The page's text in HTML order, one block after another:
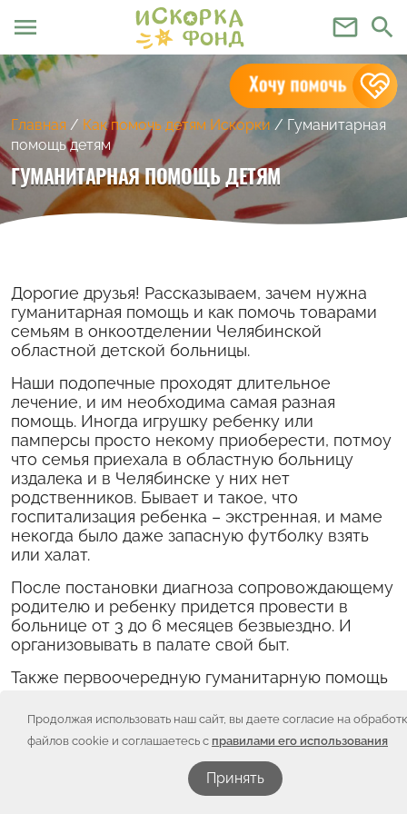
Продолжая использовать наш сайт, вы даете согласие на
файлов cookie и соглашаетесь с правилами его использования
Принять
menu mail_outline search
Главная / Как помочь детям Искорки / Гуманитарная
помощь детям
ГУМАНИТАРНАЯ ПОМОЩЬ ДЕТЯМ
Дорогие друзья! Рассказываем, зачем нужна
гуманитарная помощь и как помочь товарами
семьям в онкоотделении Челябинской
областной детской больницы.
Наши подопечные проходят длительное
лечение, и им необходима самая разная
помощь. Иногда игрушку ребенку или
памперсы просто некому приоберести, потмоу
что семья приехала в областную больницу
издалека и в Челябинске у них нет
родственников. Бывает и такое, что
госпитализация ребенка – экстренная, и маме
некогда было даже запасную футболку взять
или халат.
После постановки диагноза сопровождающему
родителю и ребенку придется провести в
больнице от 3 до 6 месяцев безвыездно. И
организовывать в палате свой быт.
Также первоочередную гуманитарную помощь
нуждается в помощи в силу сложных
жизненных обстоятельств. У нас есть
подопечная семья с 7 детьми, есть семья с 5
детьми и много подопечных семей, где трое и
четверо детей. Пачка памперсов, влажных